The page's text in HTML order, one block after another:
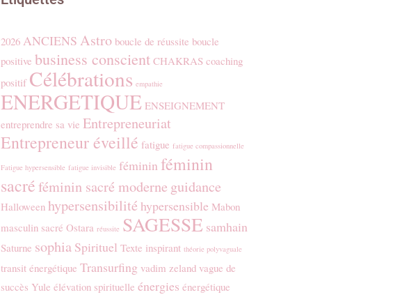
2026 ANCIENS Astro boucle de réussite boucle
positive business conscient CHAKRAS coaching
positif Célébrations empathie
ENERGETIQUE ENSEIGNEMENT
entreprendre sa vie Entrepreneuriat
Entrepreneur éveillé fatigue fatigue compassionnelle
Fatigue hypersensible fatigue invisible féminin féminin
sacréféminin sacré moderne guidance
Halloween hypersensibilité hypersensible Mabon
masculin sacré Ostara réussite SAGESSE samhain
Saturne sophia Spirituel Texte inspirant théorie polyvaguale
transit énergétique Transurfing vadim zeland vague de
succès Yule élévation spirituelle énergies énergétique